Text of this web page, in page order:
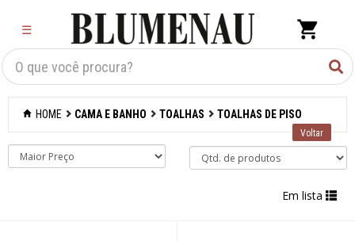
☰
Criar Lista×
Organização
Eletros
HOME CAMA E BANHO TOALHAS TOALHAS DE PISO
Em lista